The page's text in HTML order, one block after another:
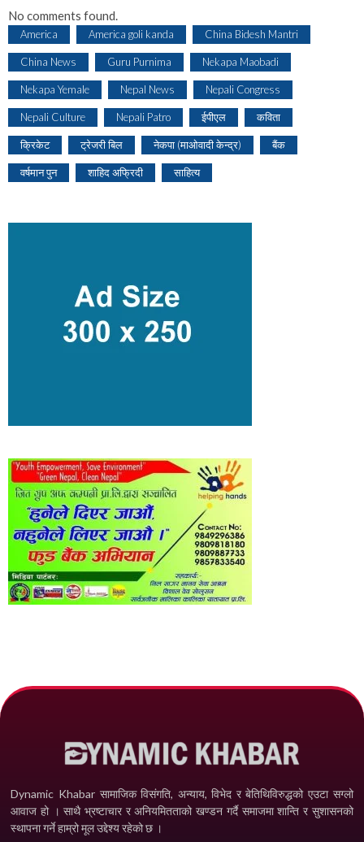
No comments found.
America America goli kanda China Bidesh Mantri
China News Guru Purnima Nekapa Maobadi
Nekapa Yemale Nepal News Nepali Congress
Nepali Culture Nepali Patro ईपीएल कविता
क्रिकेट ट्रेजरी बिल नेकपा (माओवादी केन्द्र) बैंक
वर्षमान पुन शाहिद अफ्रिदी साहित्य
Dynamic Khabar सामाजिक विसंगति, अन्याय, विभेद­ र बेतिथिविरुद्धको एउटा सग्लो
आवाज हो । साथै भ्रष्टाचार र अनियमितताको खण्डन गर्दै समाजमा शान्ति र सुशासनको
स्थापना गर्ने हाम्रो मूल उद्देश्य रहेको छ ।